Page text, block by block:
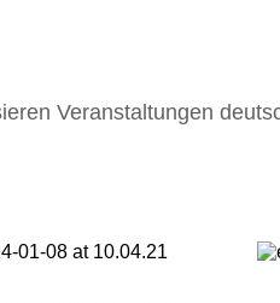
Veranstaltungen